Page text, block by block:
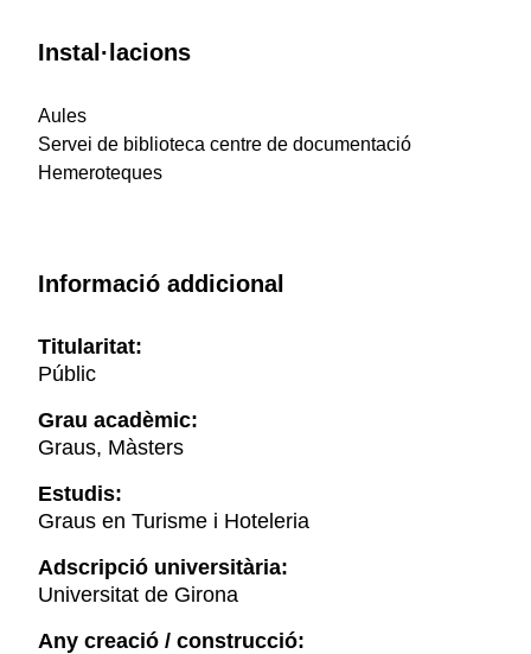
Instal·lacions
Aules
Servei de biblioteca centre de documentació
Hemeroteques
Informació addicional
Titularitat:
Públic
Grau acadèmic:
Graus, Màsters
Estudis:
Graus en Turisme i Hoteleria
Adscripció universitària:
Universitat de Girona
Any creació / construcció: